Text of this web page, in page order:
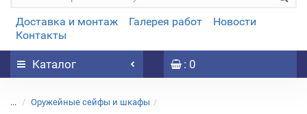
Доставка и монтаж Галерея работ
Новости
Контакты
Каталог : 0
... Оружейные сейфы и шкафы